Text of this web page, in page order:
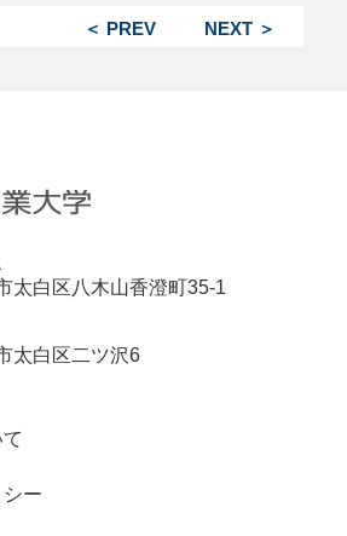
NEXT ＞
＜ PREV
太白区八木山香澄町35-1
太白区二ツ沢6
ー